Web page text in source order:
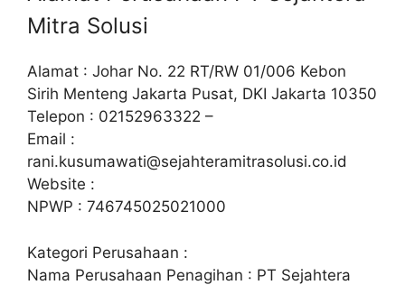
Mitra Solusi
Alamat : Johar No. 22 RT/RW 01/006 Kebon
Sirih Menteng Jakarta Pusat, DKI Jakarta 10350
Telepon : 02152963322 –
Email :
rani.kusumawati@sejahteramitrasolusi.co.id
Website :
NPWP : 746745025021000
Kategori Perusahaan :
Nama Perusahaan Penagihan : PT Sejahtera